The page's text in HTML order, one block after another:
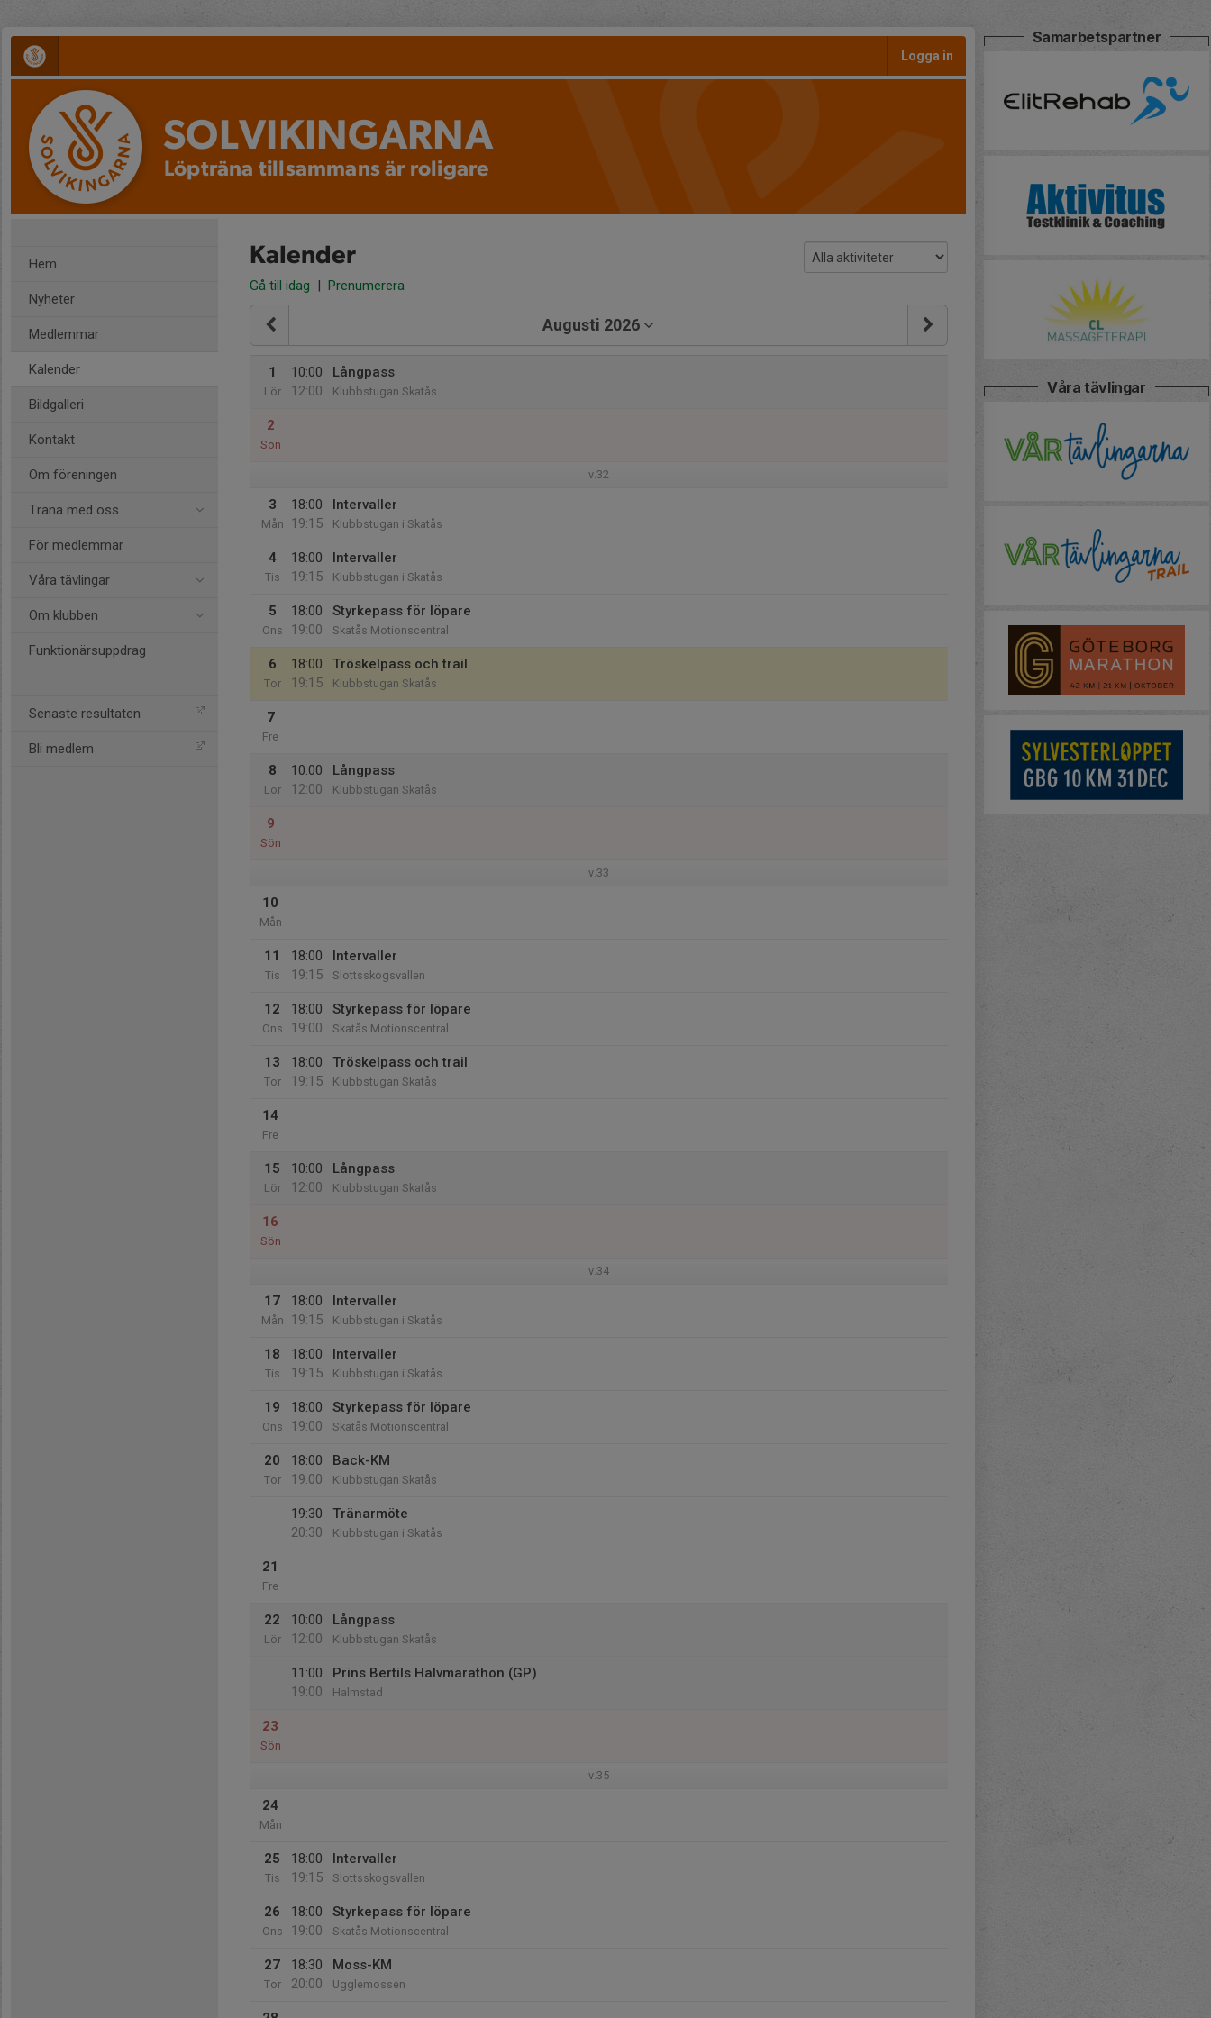
Logga in
SOLVIKINGARNA
Löpträna tillsammans är roligare
Hem
Nyheter
Medlemmar
Kalender
Bildgalleri
Kontakt
Om föreningen
Träna med oss
För medlemmar
Våra tävlingar
Om klubben
Funktionärsuppdrag
Senaste resultaten
Bli medlem
Kalender
Gå till idag | Prenumerera
Augusti 2026
1
Lör
10:00
12:00
Långpass
Klubbstugan Skatås
2
Sön
v.32
3
Mån
18:00
19:15
Intervaller
Klubbstugan i Skatås
4
Tis
18:00
19:15
Intervaller
Klubbstugan i Skatås
5
Ons
18:00
19:00
Styrkepass för löpare
Skatås Motionscentral
6
Tor
18:00
19:15
Tröskelpass och trail
Klubbstugan Skatås
7
Fre
8
Lör
10:00
12:00
Långpass
Klubbstugan Skatås
9
Sön
v.33
10
Mån
11
Tis
18:00
19:15
Intervaller
Slottsskogsvallen
12
Ons
18:00
19:00
Styrkepass för löpare
Skatås Motionscentral
13
Tor
18:00
19:15
Tröskelpass och trail
Klubbstugan Skatås
14
Fre
15
Lör
10:00
12:00
Långpass
Klubbstugan Skatås
16
Sön
v.34
17
Mån
18:00
19:15
Intervaller
Klubbstugan i Skatås
18
Tis
18:00
19:15
Intervaller
Klubbstugan i Skatås
19
Ons
18:00
19:00
Styrkepass för löpare
Skatås Motionscentral
20
Tor
18:00
19:00
Back-KM
Klubbstugan Skatås
19:30
20:30
Tränarmöte
Klubbstugan i Skatås
21
Fre
22
Lör
10:00
12:00
Långpass
Klubbstugan Skatås
11:00
19:00
Prins Bertils Halvmarathon (GP)
Halmstad
23
Sön
v.35
24
Mån
25
Tis
18:00
19:15
Intervaller
Slottsskogsvallen
26
Ons
18:00
19:00
Styrkepass för löpare
Skatås Motionscentral
27
Tor
18:30
20:00
Moss-KM
Ugglemossen
Samarbetspartner
Våra tävlingar